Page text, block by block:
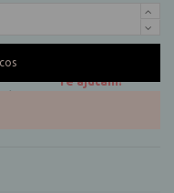
Te ajutam?